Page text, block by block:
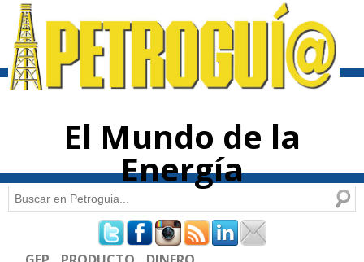
contenido
El Mundo de la
Energía
Formulario de búsqueda
Buscar